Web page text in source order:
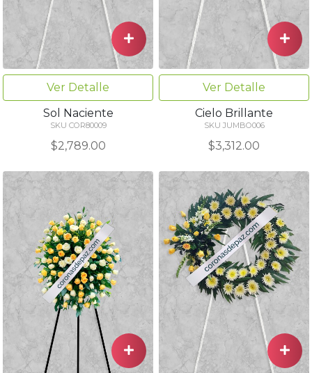
Ver Detalle
Sol Naciente
SKU COR80009
$2,789.00
Ver Detalle
Cielo Brillante
SKU JUMBO006
$3,312.00